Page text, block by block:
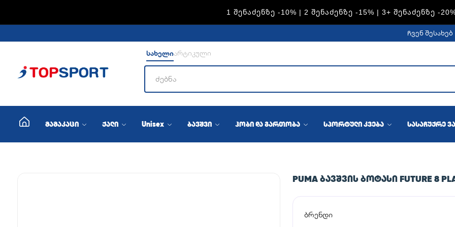
ADIDAS — 1 ᲨᲔᲜᲐᲫᲔᲜᲖᲔ -15% | 2 ᲨᲔᲜᲐᲫᲔᲜᲖᲔ -20% | 3+
ჩვენ შესახებ
სახელიარტიკული
მამაკაცი ქალი Unisex ბავშვი ჰობი და გართობა სპორტული კვება სასაჩუქრე
PUMA ᲑᲐᲕᲨᲕᲘᲡ ᲑᲝᲢᲐᲡᲘ FUTURE 8
ბრენდი